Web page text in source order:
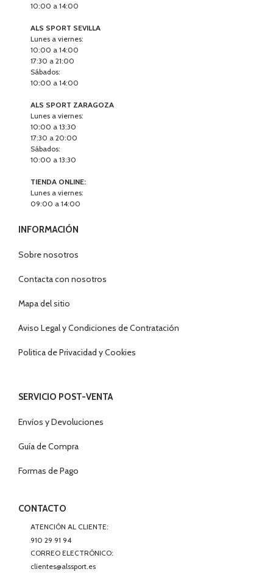
10:00 a 14:00
ALS SPORT SEVILLA
Lunes a viernes:
10:00 a 14:00
17:30 a 21:00
Sábados:
10:00 a 14:00
ALS SPORT ZARAGOZA
Lunes a viernes:
10:00 a 13:30
17:30 a 20:00
Sábados:
10:00 a 13:30
TIENDA ONLINE:
Lunes a viernes:
09:00 a 14:00
INFORMACIÓN
Sobre nosotros
Contacta con nosotros
Mapa del sitio
Aviso Legal y Condiciones de Contratación
Politica de Privacidad y Cookies
SERVICIO POST-VENTA
Envíos y Devoluciones
Guía de Compra
Formas de Pago
CONTACTO
ATENCIÓN AL CLIENTE:
910 29 91 94
CORREO ELECTRÓNICO:
clientes@alssport.es